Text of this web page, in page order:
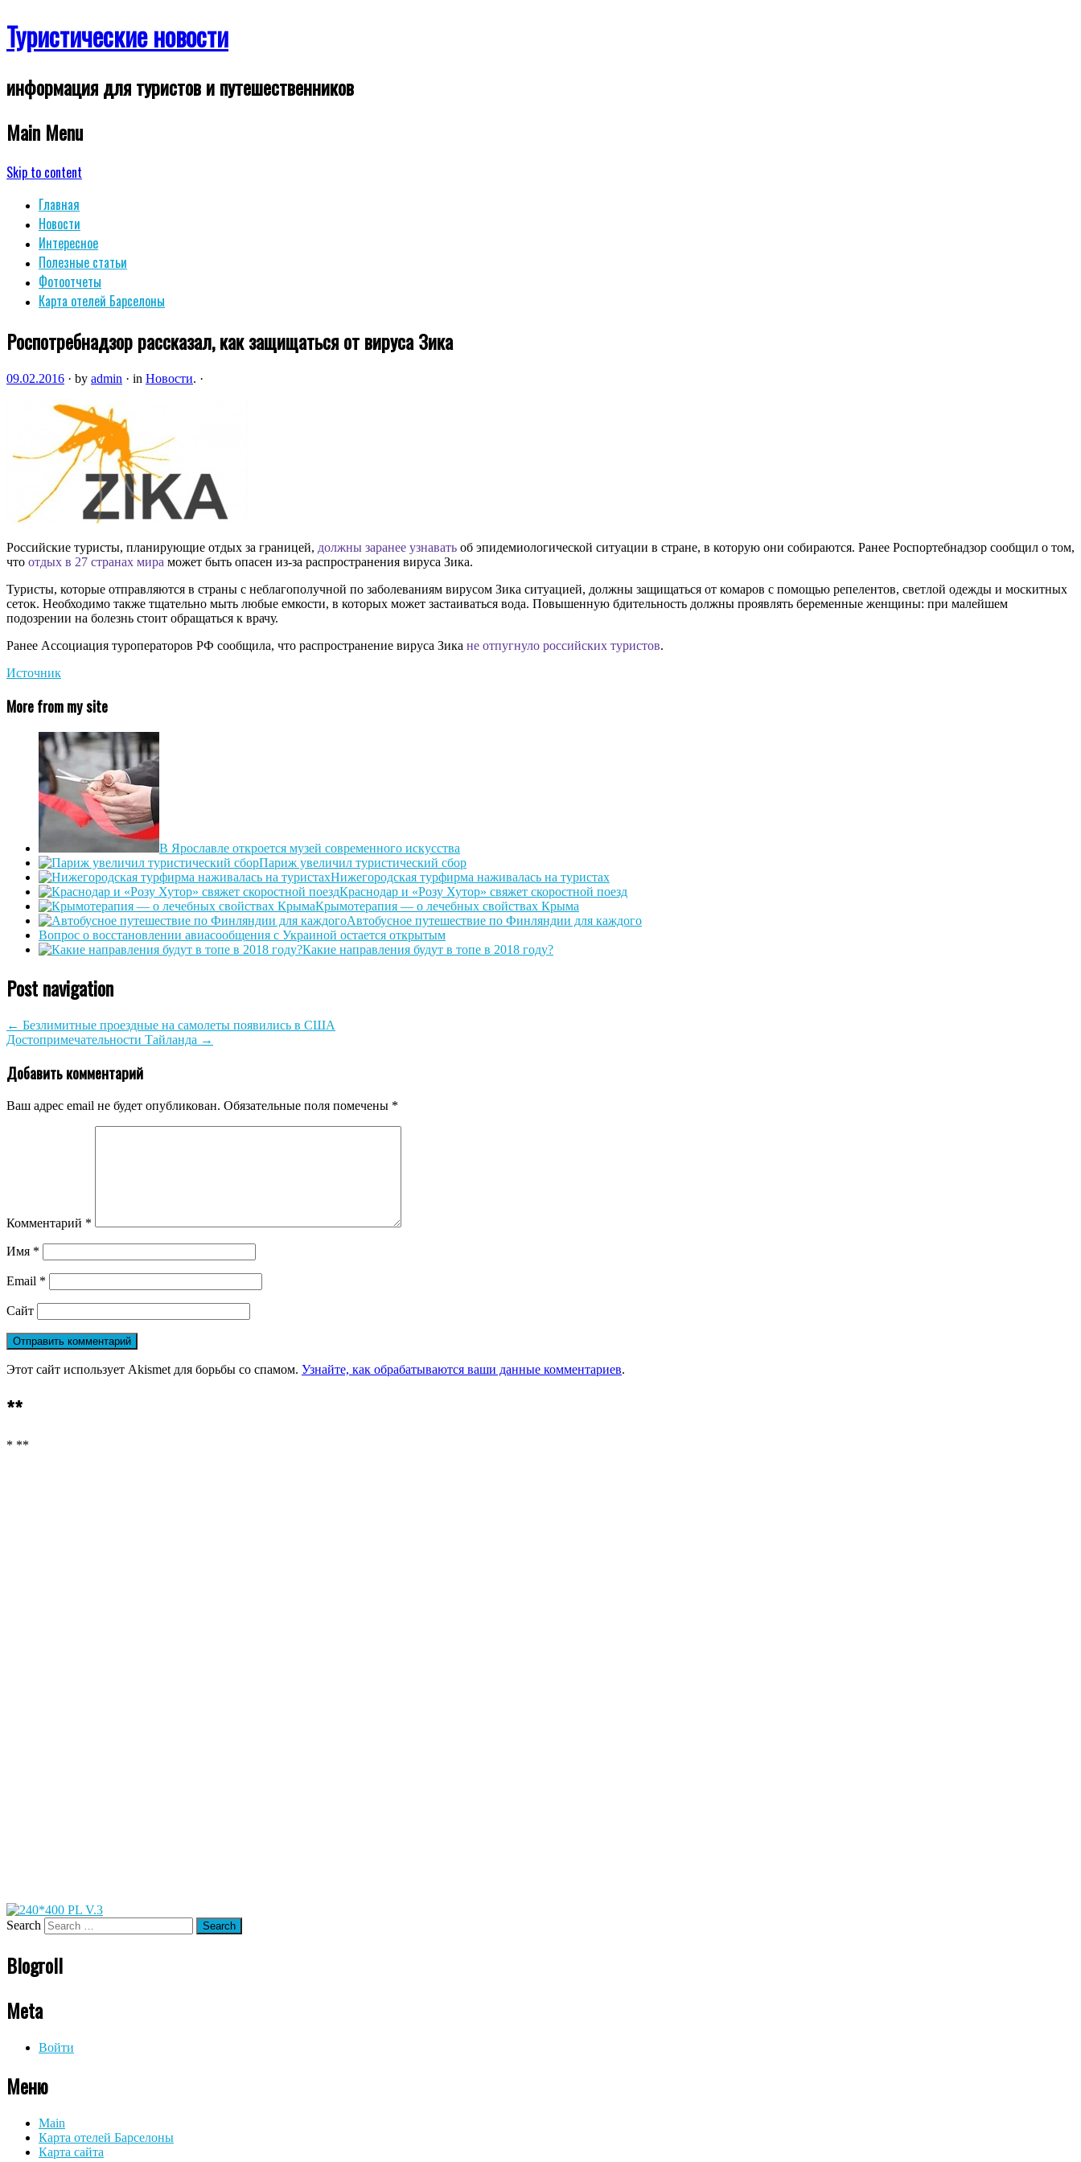
Туристические новости
информация для туристов и путешественников
Main Menu
Skip to content
Главная
Новости
Интересное
Полезные статьи
Фотоотчеты
Карта отелей Барселоны
Роспотребнадзор рассказал, как защищаться от вируса Зика
09.02.2016 · by admin · in Новости. ·
Российские туристы, планирующие отдых за границей, должны заранее узнавать об эпидемиологической ситуации в стране, в которую они собираются. Ранее Роспортебнадзор сообщил о том,
что отдых в 27 странах мира может быть опасен из-за распространения вируса Зика.
Туристы, которые отправляются в страны с неблагополучной по заболеваниям вирусом Зика ситуацией, должны защищаться от комаров с помощью репелентов, светлой одежды и москитных
сеток. Необходимо также тщательно мыть любые емкости, в которых может застаиваться вода. Повышенную бдительность должны проявлять беременные женщины: при малейшем
подозрении на болезнь стоит обращаться к врачу.
Ранее Ассоциация туроператоров РФ сообщила, что распространение вируса Зика не отпугнуло российских туристов.
Источник
More from my site
В Ярославле откроется музей современного искусства
Париж увеличил туристический сбор
Нижегородская турфирма наживалась на туристах
Краснодар и «Розу Хутор» свяжет скоростной поезд
Крымотерапия — о лечебных свойствах Крыма
Автобусное путешествие по Финляндии для каждого
Вопрос о восстановлении авиасообщения с Украиной остается открытым
Какие направления будут в топе в 2018 году?
Post navigation
← Безлимитные проездные на самолеты появились в США
Достопримечательности Тайланда →
Добавить комментарий
Ваш адрес email не будет опубликован. Обязательные поля помечены *
Комментарий *
Имя *
Email *
Сайт
Этот сайт использует Akismet для борьбы со спамом. Узнайте, как обрабатываются ваши данные комментариев.
**
* **
Search
Blogroll
Meta
Войти
Меню
Main
Карта отелей Барселоны
Карта сайта